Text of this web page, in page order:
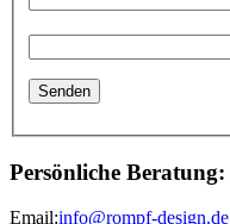
Persönliche Beratung:
Email:info@rompf-design.de